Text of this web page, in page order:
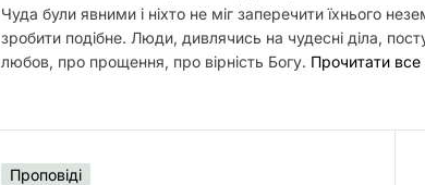
Чуда були явними і ніхто не міг заперечити їхнього
зробити подібне. Люди, дивлячись на чудесні діла,
любов, про прощення, про вірність Богу. Прочитати все
Проповіді